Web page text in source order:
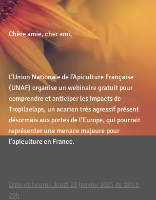
Chère amie, cher ami,
L’Union Nationale de l’Apiculture Française
(UNAF) organise un webinaire gratuit pour
comprendre et anticiper les impacts de
Tropilaelaps, un acarien très agressif présent
désormais aux portes de l’Europe, qui pourrait
représenter une menace majeure pour
l’apiculture en France.
Date et heure : Jeudi 23 janvier 2025 de 18h à
20h